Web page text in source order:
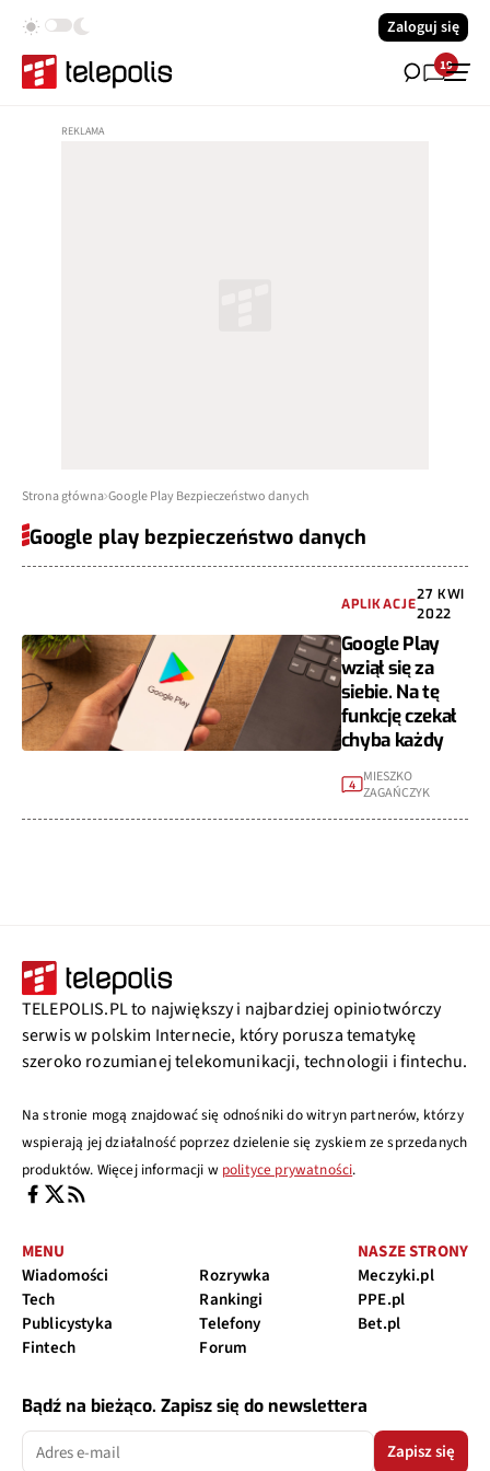
Zaloguj się
19
Strona główna Google Play Bezpieczeństwo danych
Google play bezpieczeństwo danych
APLIKACJE
27 KWI
2022
Google Play
wziął się za
siebie. Na tę
funkcję czekał
chyba każdy
4 MIESZKO
ZAGAŃCZYK
TELEPOLIS.PL to największy i najbardziej opiniotwórczy
serwis w polskim Internecie, który porusza tematykę
szeroko rozumianej telekomunikacji, technologii i fintechu.
Na stronie mogą znajdować się odnośniki do witryn partnerów, którzy
wspierają jej działalność poprzez dzielenie się zyskiem ze sprzedanych
produktów. Więcej informacji w polityce prywatności.
MENU
Wiadomości
Tech
Publicystyka
Fintech
Rozrywka
Rankingi
Telefony
Forum
NASZE STRONY
Meczyki.pl
PPE.pl
Bet.pl
Bądź na bieżąco. Zapisz się do newslettera
Zapisz się